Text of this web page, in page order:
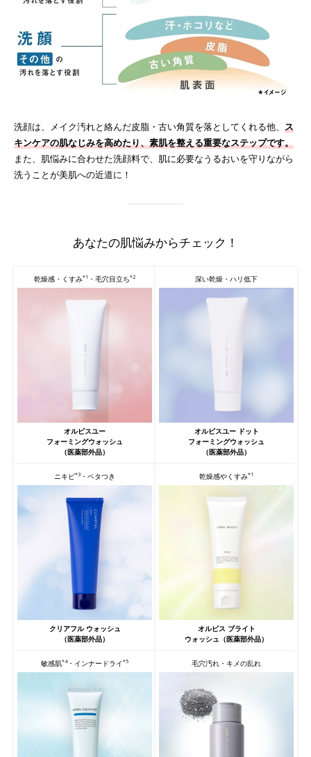
洗顔は、メイク汚れと絡んだ皮脂・古い角質を落としてくれる他、
ス
キンケアの肌なじみを高めたり、素肌を整える重要なステップです。
また、肌悩みに合わせた洗顔料で、肌に必要なうるおいを守りながら
洗うことが美肌への近道に！
あなたの肌悩みからチェック！
乾燥感・くすみ*1 ・毛穴目立ち*2
オルビスユー
フォーミングウォッシュ
（医薬部外品）
深い乾燥・ハリ低下
オルビスユー ドット
フォーミングウォッシュ
（医薬部外品）
ニキビ*3 ・ベタつき
クリアフル ウォッシュ
（医薬部外品）
乾燥感やくすみ*1
オルビス ブライト
ウォッシュ（医薬部外品）
敏感肌*4・インナードライ *5 毛穴汚れ・キメの乱れ